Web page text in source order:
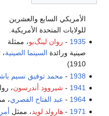
الأمريكي السابع والعشرين
للولايات المتحدة الأمريكية.
1935
- روان لينگ‌يو، ممثلة
صينية ورائدة السينما الصينية
1910)
1938
- محمد توفيق نسيم
1941
- شيروود أندرسون،
1964
- عبد الفتاح القصري،
1971
-هارولد لويد، ممثل